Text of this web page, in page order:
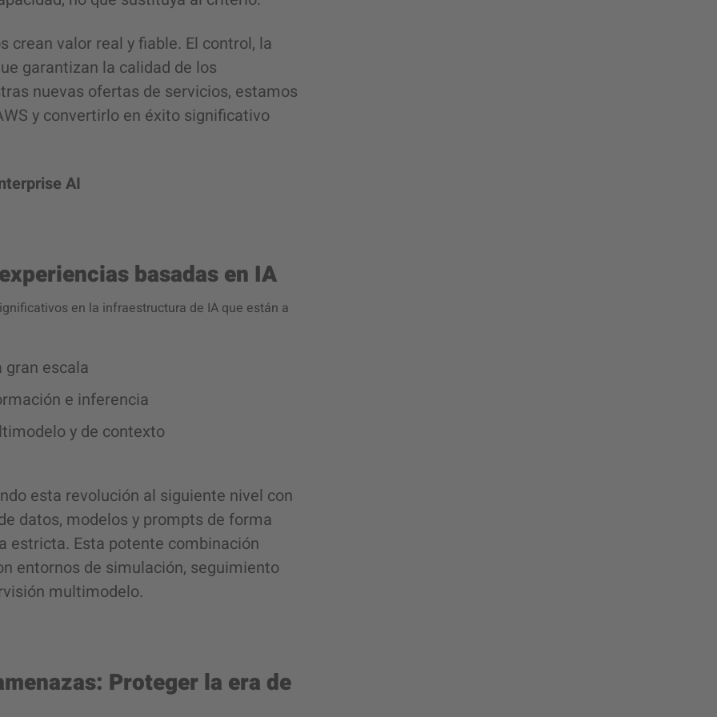
crean valor real y fiable. El control, la
garantizan la calidad de los
nuevas ofertas de servicios, estamos
y convertirlo en éxito significativo
AI
basadas en IA
en la infraestructura de IA que están a
escala
e inferencia
y de contexto
esta revolución al siguiente nivel con
datos, modelos y prompts de forma
estricta. Esta potente combinación
entornos de simulación, seguimiento
multimodelo.
Proteger la era de